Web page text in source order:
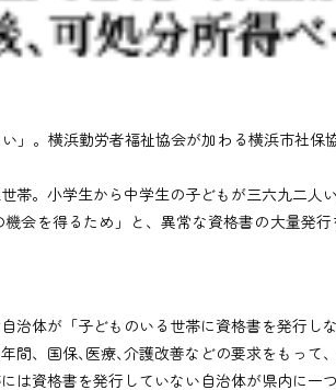
」。横浜勤労者福祉協会が加わる横浜市社
。小学生から中学生の子どもが三六九二人い
会を得るため」と、異常な資格書の大量発
体が「子どものいる世帯に資格書を発行し
、国保､医療､介護改善などの要求をもって
資格書を発行していない自治体が県内に一